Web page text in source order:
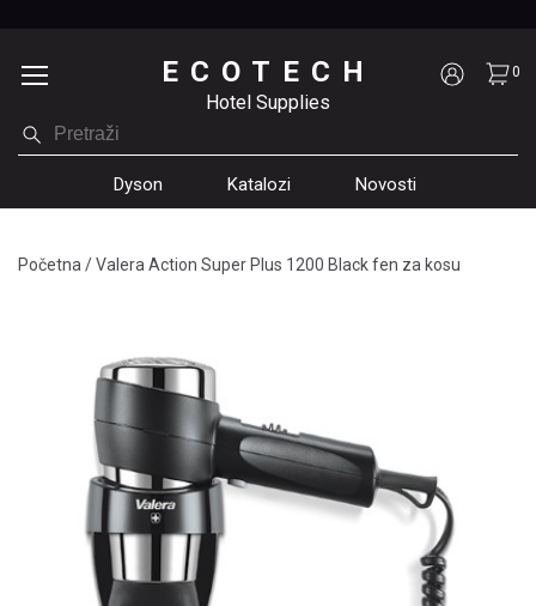
Dyson Katalozi Novosti
ECOTECH
Hotel Supplies
0
Početna /Valera Action Super Plus 1200 Black fen za kosu